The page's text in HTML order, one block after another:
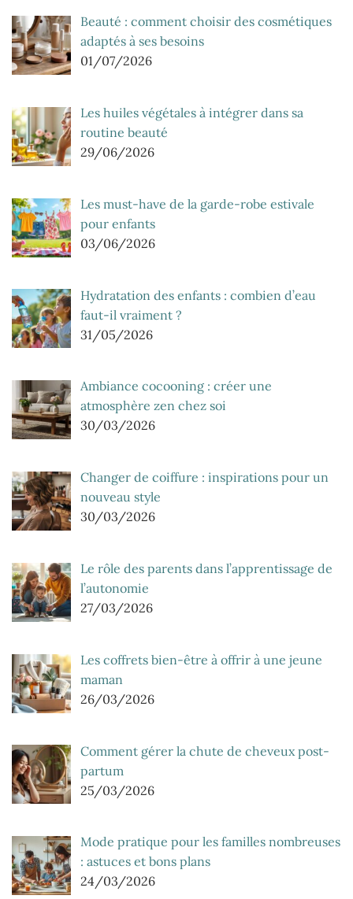
Beauté : comment choisir des cosmétiques
adaptés à ses besoins
01/07/2026
Les huiles végétales à intégrer dans sa
routine beauté
29/06/2026
Les must-have de la garde-robe estivale
pour enfants
03/06/2026
Hydratation des enfants : combien d’eau
faut-il vraiment ?
31/05/2026
Ambiance cocooning : créer une
atmosphère zen chez soi
30/03/2026
Changer de coiffure : inspirations pour un
nouveau style
30/03/2026
Le rôle des parents dans l’apprentissage de
l’autonomie
27/03/2026
Les coffrets bien-être à offrir à une jeune
maman
26/03/2026
Comment gérer la chute de cheveux post-
partum
25/03/2026
Mode pratique pour les familles nombreuses
: astuces et bons plans
24/03/2026